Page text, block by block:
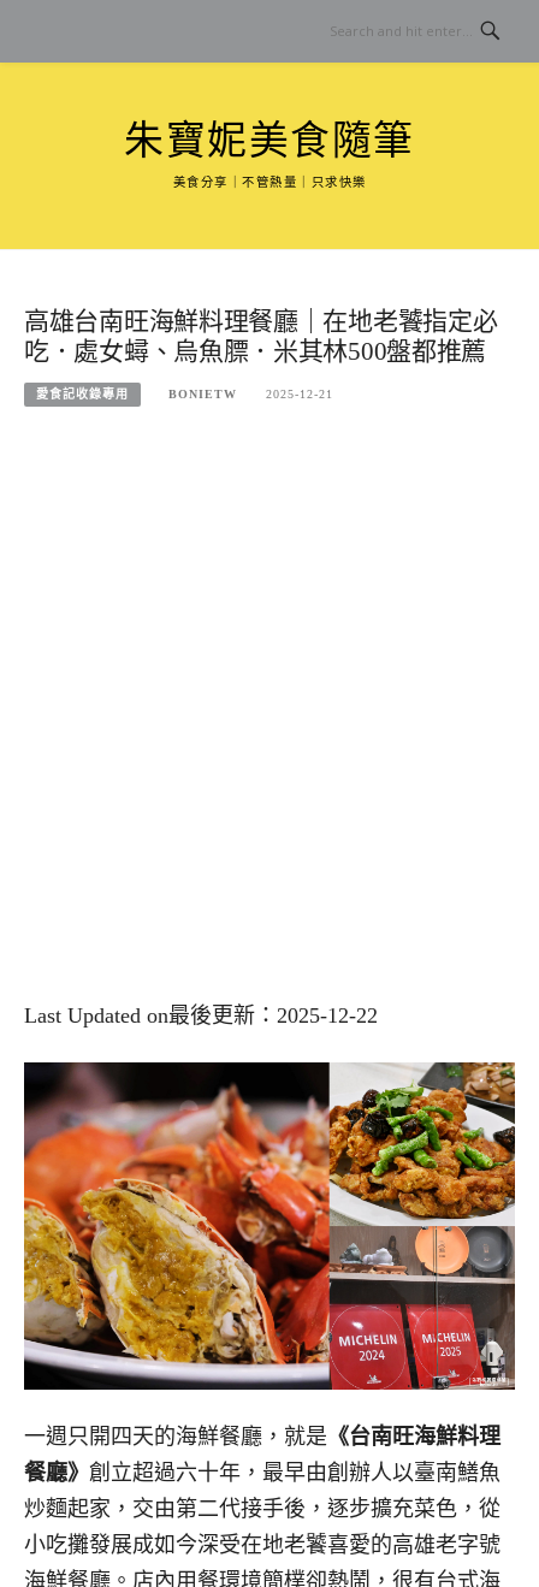
content
朱寶妮美食隨筆
美食分享｜不管熱量｜只求快樂
高雄台南旺海鮮料理餐廳｜在地老饕指定必
吃．處女蟳、烏魚膘．米其林500盤都推薦
愛食記收錄專用 BONIETW 2025-12-21
Last Updated on最後更新：2025-12-22
一週只開四天的海鮮餐廳，就是 《台南旺海鮮料理
餐廳》 創立超過六十年，最早由創辦人以臺南鱔魚
炒麵起家，交由第二代接手後，逐步擴充菜色，從
小吃攤發展成如今深受在地老饕喜愛的高雄老字號
海鮮餐廳。店內用餐環境簡樸卻熱鬧，很有台式海